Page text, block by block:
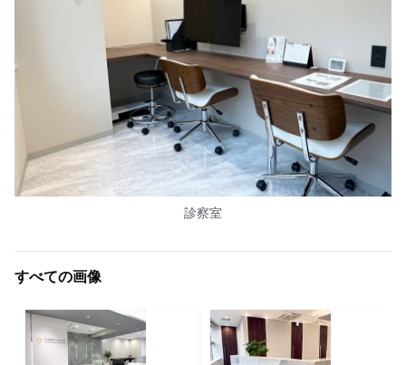
診察室
すべての画像